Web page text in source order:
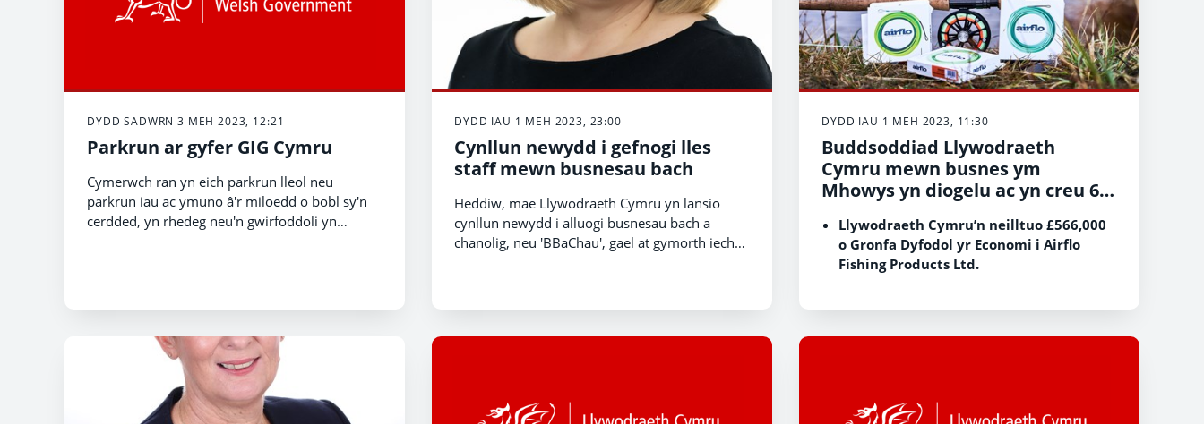
DYDD SADWRN 3 MEH 2023, 12:21
Parkrun ar gyfer GIG Cymru
Cymerwch ran yn eich parkrun lleol neu
parkrun iau ac ymuno â'r miloedd o bobl sy'n
cerdded, yn rhedeg neu'n gwirfoddoli yn
DYDD IAU 1 MEH 2023, 23:00
Cynllun newydd i gefnogi lles
staff mewn busnesau bach
Heddiw, mae Llywodraeth Cymru yn lansio
cynllun newydd i alluogi busnesau bach a
chanolig, neu 'BBaChau', gael at gymorth iechyd
DYDD IAU 1 MEH 2023, 11:30
Buddsoddiad Llywodraeth
Cymru mewn busnes ym
Mhowys yn diogelu ac yn creu 65
Llywodraeth Cymru’n neilltuo £566,000
o Gronfa Dyfodol yr Economi i Airflo
Fishing Products Ltd.
gynnyrch i Ogledd America